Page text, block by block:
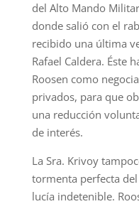
del Alto Mando
donde salió con el
recibido una última
Rafael Caldera. Éste
Roosen como
privados, para que
una reducción
de interés.
La Sra. Krivoy
tormenta perfecta
lucía indetenible.